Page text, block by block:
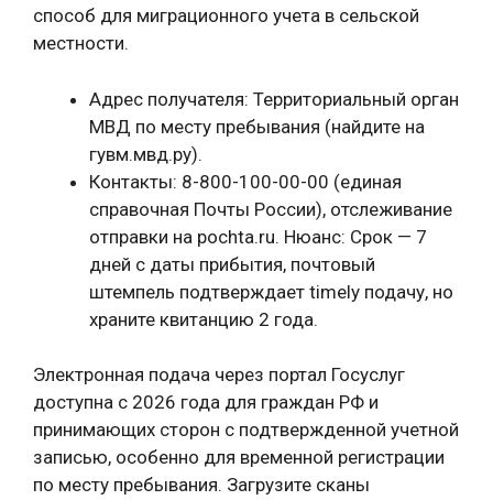
способ для миграционного учета в сельской
местности.
Адрес получателя: Территориальный орган
МВД по месту пребывания (найдите на
гувм.мвд.ру).
Контакты: 8-800-100-00-00 (единая
справочная Почты России), отслеживание
отправки на pochta.ru. Нюанс: Срок — 7
дней с даты прибытия, почтовый
штемпель подтверждает timely подачу, но
храните квитанцию 2 года.
Электронная подача через портал Госуслуг
доступна с 2026 года для граждан РФ и
принимающих сторон с подтвержденной учетной
записью, особенно для временной регистрации
по месту пребывания. Загрузите сканы